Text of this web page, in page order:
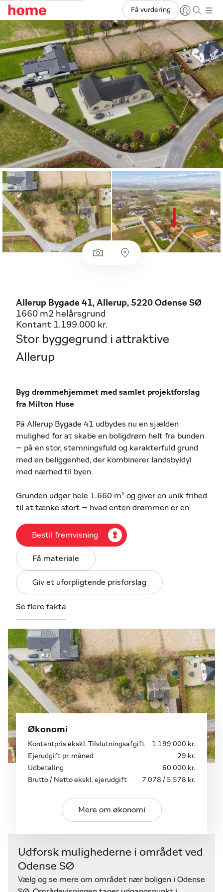
Få vurdering
Allerup Bygade 41, Allerup, 5220 Odense SØ
1660 m2 helårsgrund
Kontant 1.199.000 kr.
Stor byggegrund i attraktive
Allerup
Byg drømmehjemmet med samlet projektforslag
fra Milton Huse
På Allerup Bygade 41 udbydes nu en sjælden
mulighed for at skabe en boligdrøm helt fra bunden
– på en stor, stemningsfuld og karakterfuld grund
med en beliggenhed, der kombinerer landsbyidyl
med nærhed til byen.
Grunden udgør hele 1.660 m² og giver en unik frihed
til at tænke stort – hvad enten drømmen er en
familiehjem med fokus på lys og udeliv eller en
bolig, hvor naturen bliver en naturlig del af
hverdagen.
Konkret projektforslag fra Milton Huse –
estimeret samlet budget ca. 4.757.700 kr.
Som en del af udbuddet er der indhentet et konkret
en moderne bolig på 175 m² samt 34 m² carport og
6 m² udhus.
Det estimerede budget fordeler sig således:
Grundpris: 1.199.000 kr.
Husprojekt fra Milton Huse: 3.185.700 kr.
Tilslutningsudgifter (anslået): 100.000 kr.
Ekstrafundering og bortkørsel af jord
(anslået): 260.000 kr.
Vand og varme i byggeperioden (anslået):
10.000 kr.
Samlet estimeret projektpris:ca. 4.757.700 kr.
materialebestilling. På sagen findes desuden AI-
genererede inspirationsbilleder, som illustrerer
potentialet for et nybygget hjem på grunden.
Bestil fremvisning
Få materiale
Giv et uforpligtende prisforslag
Se flere fakta
Økonomi
Kontantpris ekskl. Tilslutningsafgift
1.199.000 kr.
Ejerudgift pr. måned
29 kr.
Udbetaling
60.000 kr.
Brutto / Netto ekskl. ejerudgift
7.078 / 5.578 kr.
Mere om økonomi
Udforsk mulighederne i området ved
Odense SØ
Vælg og se mere om området nær boligen i Odense